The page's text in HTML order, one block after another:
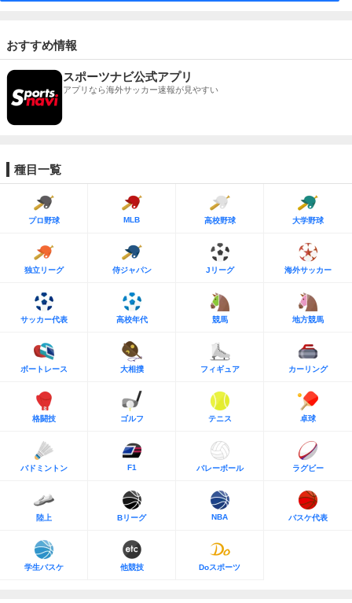
おすすめ情報
スポーツナビ公式アプリ
アプリなら海外サッカー速報が見やすい
種目一覧
プロ野球 MLB 高校野球 大学野球
独立リーグ 侍ジャパン Jリーグ 海外サッカー
サッカー代表 高校年代 競馬 地方競馬
ボートレース 大相撲 フィギュア カーリング
格闘技 ゴルフ テニス 卓球
バドミントン F1 バレーボール ラグビー
陸上 Bリーグ NBA バスケ代表
学生バスケ 他競技 Doスポーツ